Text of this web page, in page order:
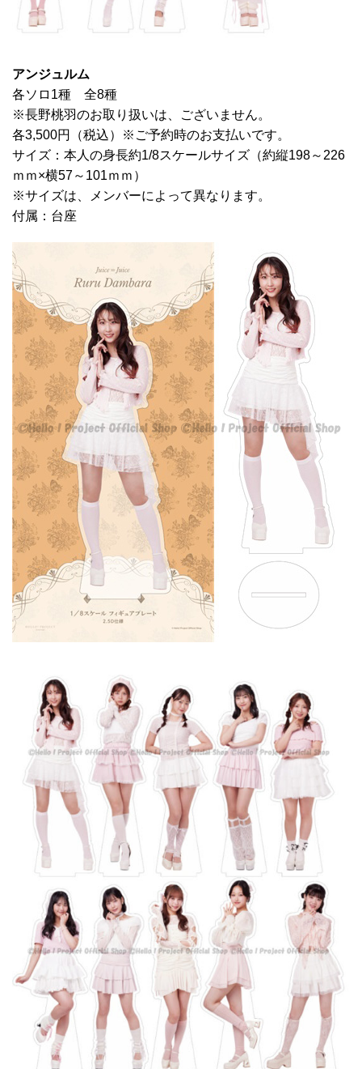
アンジュルム
各ソロ1種 全8種
※長野桃羽のお取り扱いは、ございません。
各3,500円（税込）※ご予約時のお支払いです。
サイズ：本人の身長約1/8スケールサイズ（約縦198～226
ｍｍ×横57～101ｍｍ）
※サイズは、メンバーによって異なります。
付属：台座